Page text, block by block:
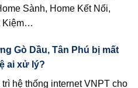
Sành, Home Kết Nối,
Kiệm…
Gò Dầu, Tân Phú bị mất
ai xử lý?
hệ thống internet VNPT cho